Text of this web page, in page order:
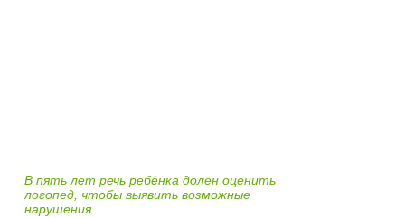
В пять лет речь ребёнка долен оценить
логопед, чтобы выявить возможные
нарушения